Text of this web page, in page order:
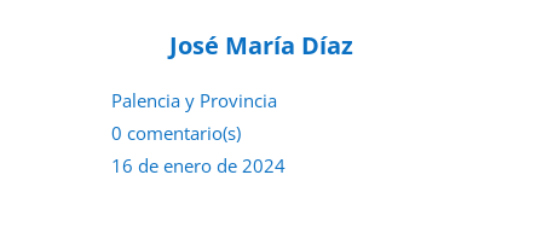
José María Díaz
Palencia y Provincia
0 comentario(s)
16 de enero de 2024